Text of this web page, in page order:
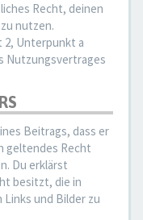
Recht, deinen
nutzen.
2, Unterpunkt a
Nutzungsvertrages
Beitrags, dass er
geltendes Recht
Du erklärst
besitzt, die in
und Bilder zu